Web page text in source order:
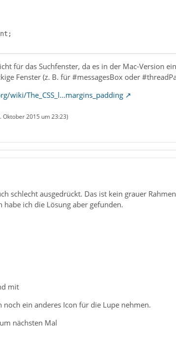
für das Suchfenster, da es in der Mac-Version
Fenster (z. B. für #messagesBox oder
wiki/The_CSS_l…margins_padding
Oktober 2015 um 23:23)
schlecht ausgedrückt. Das ist kein grauer
ich die Lösung aber gefunden.
mit
noch ein anderes Icon für die Lupe nehmen.
nächsten Mal